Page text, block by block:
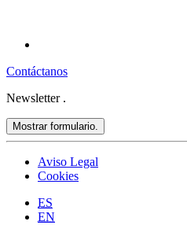
Contáctanos
Newsletter .
Mostrar formulario.
Aviso Legal
Cookies
ES
EN